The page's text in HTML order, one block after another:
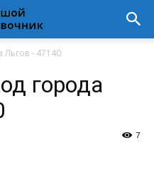
- 47140
города
7